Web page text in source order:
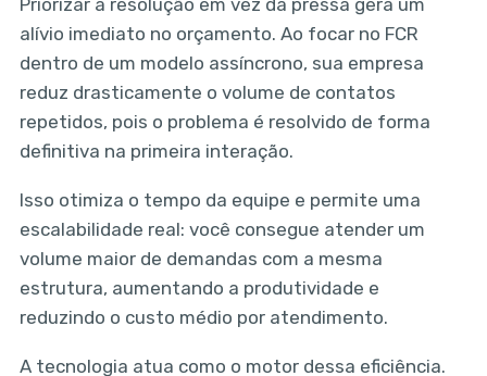
Priorizar a resolução em vez da pressa gera um
alívio imediato no orçamento. Ao focar no FCR
dentro de um modelo assíncrono, sua empresa
reduz drasticamente o volume de contatos
repetidos, pois o problema é resolvido de forma
definitiva na primeira interação.
Isso otimiza o tempo da equipe e permite uma
escalabilidade real: você consegue atender um
volume maior de demandas com a mesma
estrutura, aumentando a produtividade e
reduzindo o custo médio por atendimento.
A tecnologia atua como o motor dessa eficiência.